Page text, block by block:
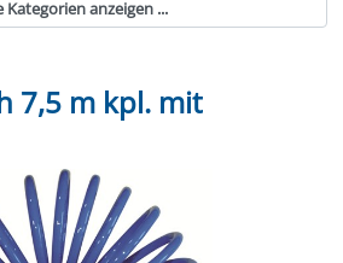
Kategorien anzeigen ...
7,5 m kpl. mit